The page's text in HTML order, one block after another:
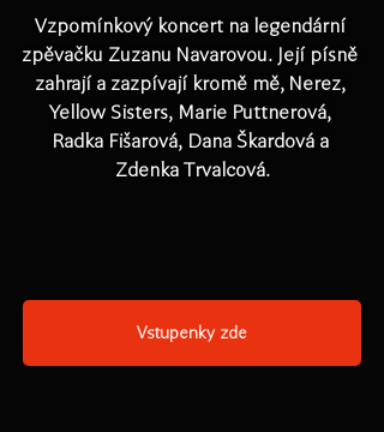
Vzpomínkový koncert na legendární
zpěvačku Zuzanu Navarovou. Její písně
zahrají a zazpívají kromě mě, Nerez,
Yellow Sisters, Marie Puttnerová,
Radka Fišarová, Dana Škardová a
Zdenka Trvalcová.
Vstupenky zde